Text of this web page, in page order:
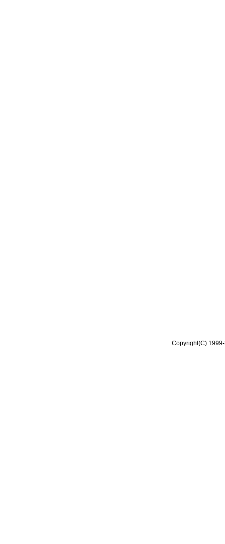
Copyright(C)